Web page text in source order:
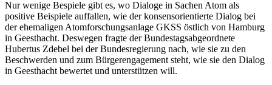
Nur wenige Bespiele gibt es, wo Dialoge in Sachen Atom als
positive Beispiele auffallen, wie der konsensorientierte Dialog bei
der ehemaligen Atomforschungsanlage GKSS östlich von Hamburg
in Geesthacht. Deswegen fragte der Bundestagsabgeordnete
Hubertus Zdebel bei der Bundesregierung nach, wie sie zu den
Beschwerden und zum Bürgerengagement steht, wie sie den Dialog
in Geesthacht bewertet und unterstützen will.